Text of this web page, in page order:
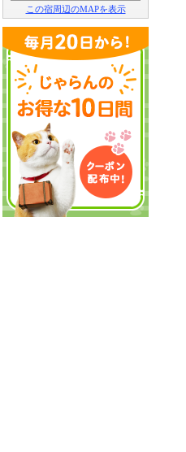
この宿周辺のMAPを表示